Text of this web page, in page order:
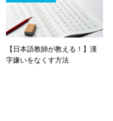
【日本語教師が教える！】漢
字嫌いをなくす方法